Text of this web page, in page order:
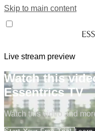
Skip to main content
Live stream preview
Watch this
Essentrics TV
Watch this video and